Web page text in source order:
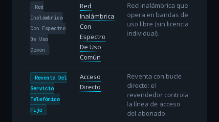
Red
Inalámbrica
Con Espectro
De Uso
Común
Red
Inalámbrica
Con
Espectro
De Uso
Común
Red inalámbrica que
opera en bandas de
uso libre (sin licencia
individual).
Reventa Del
Servicio
Telefónico
Fijo
Acceso
Directo
Reventa con bucle
directo: el
revendedor controla
la línea de acceso
del abonado.